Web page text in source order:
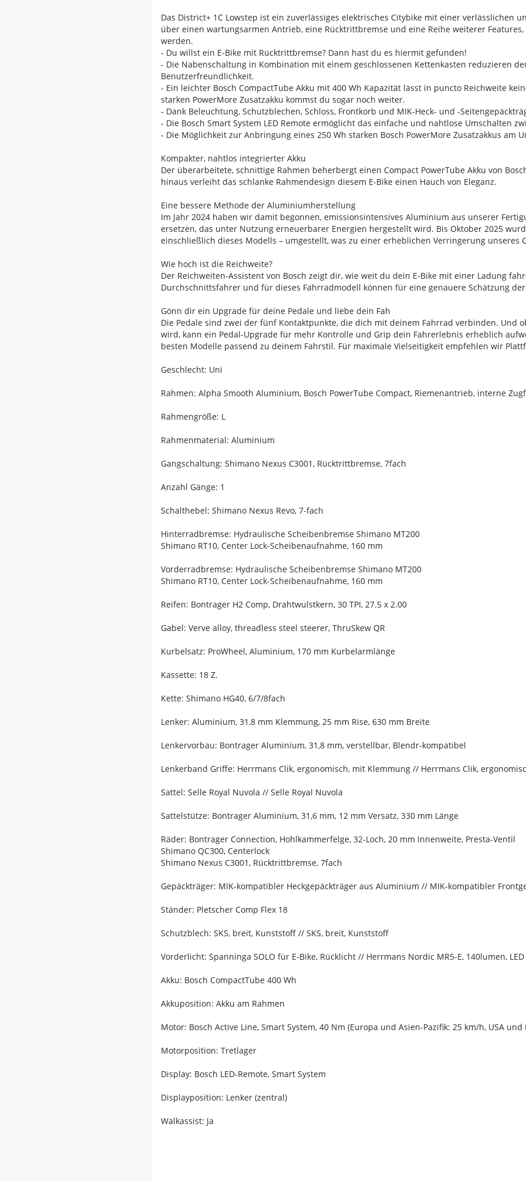
Das District+ 1C Lowstep ist ein zuverlässiges elektrisches Citybike mit einer verlässlichen
über einen wartungsarmen Antrieb, eine Rücktrittbremse und eine Reihe weiterer
werden.
- Du willst ein E-Bike mit Rücktrittbremse? Dann hast du es hiermit gefunden!
- Die Nabenschaltung in Kombination mit einem geschlossenen Kettenkasten reduzieren
Benutzerfreundlichkeit.
- Ein leichter Bosch CompactTube Akku mit 400 Wh Kapazität lässt in puncto Reichweite
starken PowerMore Zusatzakku kommst du sogar noch weiter.
- Dank Beleuchtung, Schutzblechen, Schloss, Frontkorb und MIK-Heck- und -
- Die Bosch Smart System LED Remote ermöglicht das einfache und nahtlose Umschalten
- Die Möglichkeit zur Anbringung eines 250 Wh starken Bosch PowerMore Zusatzakkus
Kompakter, nahtlos integrierter Akku
Der überarbeitete, schnittige Rahmen beherbergt einen Compact PowerTube Akku von
hinaus verleiht das schlanke Rahmendesign diesem E-Bike einen Hauch von Eleganz.
Eine bessere Methode der Aluminiumherstellung
Im Jahr 2024 haben wir damit begonnen, emissionsintensives Aluminium aus unserer
ersetzen, das unter Nutzung erneuerbarer Energien hergestellt wird. Bis Oktober 2025
einschließlich dieses Modells – umgestellt, was zu einer erheblichen Verringerung unseres
Wie hoch ist die Reichweite?
Der Reichweiten-Assistent von Bosch zeigt dir, wie weit du dein E-Bike mit einer Ladung
Durchschnittsfahrer und für dieses Fahrradmodell können für eine genauere Schätzung
Gönn dir ein Upgrade für deine Pedale und liebe dein Fah
Die Pedale sind zwei der fünf Kontaktpunkte, die dich mit deinem Fahrrad verbinden. Und
wird, kann ein Pedal-Upgrade für mehr Kontrolle und Grip dein Fahrerlebnis erheblich
besten Modelle passend zu deinem Fahrstil. Für maximale Vielseitigkeit empfehlen wir
Geschlecht: Uni
Rahmen: Alpha Smooth Aluminium, Bosch PowerTube Compact, Riemenantrieb, interne
Rahmengröße: L
Rahmenmaterial: Aluminium
Gangschaltung: Shimano Nexus C3001, Rücktrittbremse, 7fach
Anzahl Gänge: 1
Schalthebel: Shimano Nexus Revo, 7-fach
Hinterradbremse: Hydraulische Scheibenbremse Shimano MT200
Shimano RT10, Center Lock-Scheibenaufnahme, 160 mm
Vorderradbremse: Hydraulische Scheibenbremse Shimano MT200
Shimano RT10, Center Lock-Scheibenaufnahme, 160 mm
Reifen: Bontrager H2 Comp, Drahtwulstkern, 30 TPI, 27.5 x 2.00
Gabel: Verve alloy, threadless steel steerer, ThruSkew QR
Kurbelsatz: ProWheel, Aluminium, 170 mm Kurbelarmlänge
Kassette: 18 Z.
Kette: Shimano HG40, 6/7/8fach
Lenker: Aluminium, 31,8 mm Klemmung, 25 mm Rise, 630 mm Breite
Lenkervorbau: Bontrager Aluminium, 31,8 mm, verstellbar, Blendr-kompatibel
Lenkerband Griffe: Herrmans Clik, ergonomisch, mit Klemmung // Herrmans Clik,
Sattel: Selle Royal Nuvola // Selle Royal Nuvola
Sattelstütze: Bontrager Aluminium, 31,6 mm, 12 mm Versatz, 330 mm Länge
Räder: Bontrager Connection, Hohlkammerfelge, 32-Loch, 20 mm Innenweite, Presta-Ventil
Shimano QC300, Centerlock
Shimano Nexus C3001, Rücktrittbremse, 7fach
Gepäckträger: MIK-kompatibler Heckgepäckträger aus Aluminium // MIK-kompatibler
Ständer: Pletscher Comp Flex 18
Schutzblech: SKS, breit, Kunststoff // SKS, breit, Kunststoff
Vorderlicht: Spanninga SOLO für E-Bike, Rücklicht // Herrmans Nordic MR5-E, 140lumen, LED
Akku: Bosch CompactTube 400 Wh
Akkuposition: Akku am Rahmen
Motor: Bosch Active Line, Smart System, 40 Nm (Europa und Asien-Pazifik: 25 km/h, USA
Motorposition: Tretlager
Display: Bosch LED-Remote, Smart System
Displayposition: Lenker (zentral)
Walkassist: Ja